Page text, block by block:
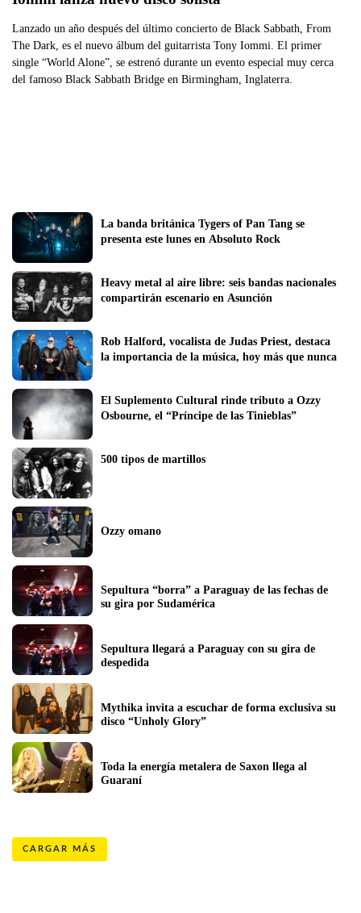
Lanzado un año después del último concierto de Black Sabbath, From
The Dark, es el nuevo álbum del guitarrista Tony Iommi. El primer
single “World Alone”, se estrenó durante un evento especial muy cerca
del famoso Black Sabbath Bridge en Birmingham, Inglaterra.
La banda británica Tygers of Pan Tang se
presenta este lunes en Absoluto Rock
Heavy metal al aire libre: seis bandas nacionales
compartirán escenario en Asunción
Rob Halford, vocalista de Judas Priest, destaca
la importancia de la música, hoy más que nunca
El Suplemento Cultural rinde tributo a Ozzy
Osbourne, el “Príncipe de las Tinieblas”
500 tipos de martillos
Sepultura “borra” a Paraguay de las fechas de
su gira por Sudamérica
Sepultura llegará a Paraguay con su gira de
despedida
Mythika invita a escuchar de forma exclusiva su
disco “Unholy Glory”
Toda la energía metalera de Saxon llega al
Guaraní
CARGAR MÁS